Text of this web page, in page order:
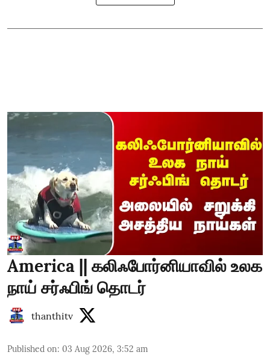
America || கலிஃபோர்னியாவில் உலக
நாய் சர்ஃபிங் தொடர்
thanthitv
Published on: 03 Aug 2026, 3:52 am